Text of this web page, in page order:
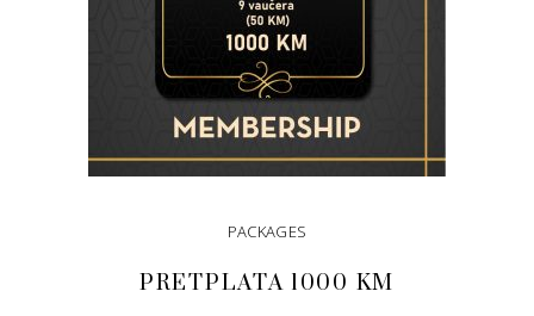
PACKAGES
PRETPLATA 1000 KM